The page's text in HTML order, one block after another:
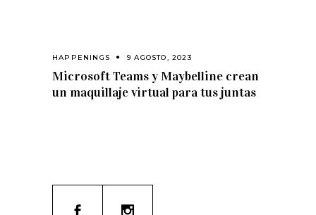
HAPPENINGS 9 AGOSTO, 2023
Microsoft Teams y Maybelline crean
un maquillaje virtual para tus juntas